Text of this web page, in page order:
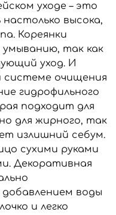
уходе – это
высока,
Кореянки
так как
уход. И
системе очищения
гидрофильного
подходит для
для жирного, так
излишний себум.
сухими руками
Декоративная
воды
и легко